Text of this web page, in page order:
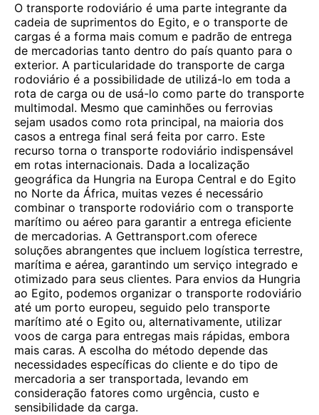
O transporte rodoviário é uma parte integrante da
cadeia de suprimentos do Egito, e o transporte de
cargas é a forma mais comum e padrão de entrega
de mercadorias tanto dentro do país quanto para o
exterior. A particularidade do transporte de carga
rodoviário é a possibilidade de utilizá-lo em toda a
rota de carga ou de usá-lo como parte do transporte
multimodal. Mesmo que caminhões ou ferrovias
sejam usados ​​como rota principal, na maioria dos
casos a entrega final será feita por carro. Este
recurso torna o transporte rodoviário indispensável
em rotas internacionais. Dada a localização
geográfica da Hungria na Europa Central e do Egito
no Norte da África, muitas vezes é necessário
combinar o transporte rodoviário com o transporte
marítimo ou aéreo para garantir a entrega eficiente
de mercadorias. A Gettransport.com oferece
soluções abrangentes que incluem logística terrestre,
marítima e aérea, garantindo um serviço integrado e
otimizado para seus clientes. Para envios da Hungria
ao Egito, podemos organizar o transporte rodoviário
até um porto europeu, seguido pelo transporte
marítimo até o Egito ou, alternativamente, utilizar
voos de carga para entregas mais rápidas, embora
mais caras. A escolha do método depende das
necessidades específicas do cliente e do tipo de
mercadoria a ser transportada, levando em
consideração fatores como urgência, custo e
sensibilidade da carga.